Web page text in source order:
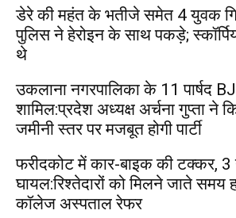
डेरे की महंत के भतीजे समेत 4 युवक
पुलिस ने हेरोइन के साथ पकड़े;
थे
उकलाना नगरपालिका के 11 पार्षद
शामिल:प्रदेश अध्यक्ष अर्चना गुप्ता ने
जमीनी स्तर पर मजबूत होगी पार्टी
फरीदकोट में कार-बाइक की टक्कर, 3
घायल:रिश्तेदारों को मिलने जाते समय
कॉलेज अस्पताल रेफर